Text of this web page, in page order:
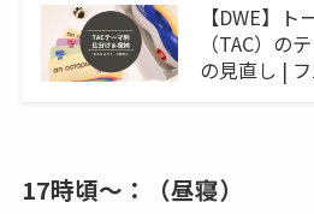
【DWE】
（TAC）の
の見直し |
17時頃～：（昼寝）